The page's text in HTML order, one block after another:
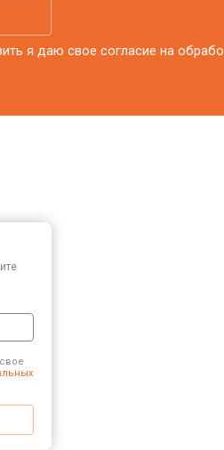
я даю свое согласие на